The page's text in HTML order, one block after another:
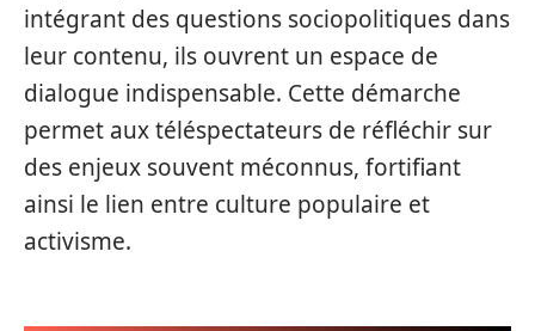
intégrant des questions sociopolitiques dans
leur contenu, ils ouvrent un espace de
dialogue indispensable. Cette démarche
permet aux téléspectateurs de réfléchir sur
des enjeux souvent méconnus, fortifiant
ainsi le lien entre culture populaire et
activisme.